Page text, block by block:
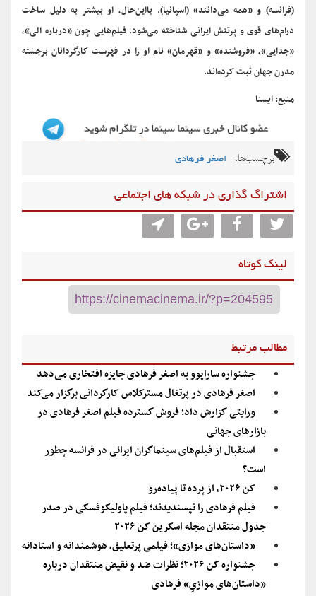
(فرانسه) و «همه می‌دانند» (اسپانیا). بااین‌حال، او بیشتر به دلیل ساخت
درام‌های قوی و پرتنش ایرانی شناخته می‌شود. فیلم‌هایی چون «درباره الی»،
«جدایی»، «فروشنده» و «قهرمان» نام او را در فهرست کارگردانان برجسته
مدرن جهان ثبت کرده‌اند.
منبع: ایسنا
برچسب‌ها: اصغر فرهادی
اشتراگ گذاری در شبکه های اجتماعی
لینک کوتاه
مطالب مرتبط
جشنواره سارایوو به اصغر فرهادی جایزه افتخاری می‌دهد
اصغر فرهادی در پرتغال مسترکلاس کارگردانی برگزار می‌کند
ورایتی گزارش داد؛ فروش گسترده فیلم اصغر فرهادی در
بازارهای جهانی
استقبال از فیلم‌های سینماگران ایرانی در فرانسه چطور
است؟
کن ۲۰۲۶، از پرده تا پیاده‌رو
فیلم فرهادی را نپسندیدند؛ فیلم پاولیکوفسکی در صدر
جدول منتقدان مجله اسکرین کن ۲۰۲۶
«داستان‌های موازی»؛ فیلمی پرتعلیق، هوشمندانه و استادانه
جشنواره کن ۲۰۲۶؛ نظرات ضد و نقیض منتقدان درباره
«داستان‌های موازیِ» فرهادی